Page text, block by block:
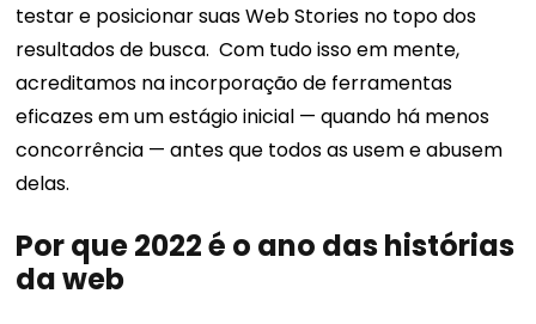
testar e posicionar suas Web Stories no topo dos
resultados de busca. Com tudo isso em mente,
acreditamos na incorporação de ferramentas
eficazes em um estágio inicial — quando há menos
concorrência — antes que todos as usem e abusem
delas.
Por que 2022 é o ano das histórias
da web